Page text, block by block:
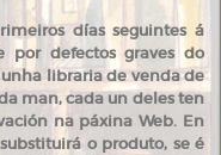
días seguintes á
por defectos graves do
libraria de venda de
man, cada un deles ten
na páxina Web. En
o produto, se é